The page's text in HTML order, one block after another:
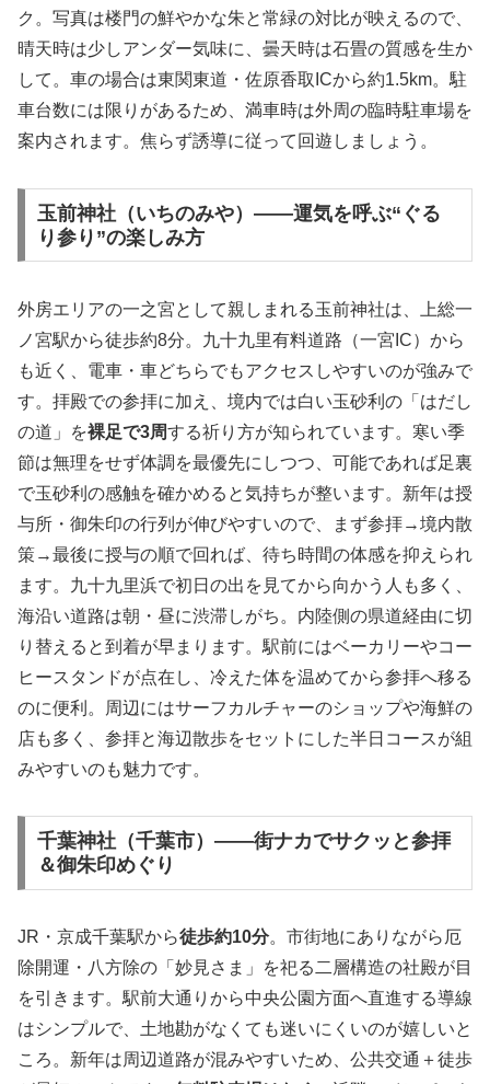
ク。写真は楼門の鮮やかな朱と常緑の対比が映えるので、
晴天時は少しアンダー気味に、曇天時は石畳の質感を生か
して。車の場合は東関東道・佐原香取ICから約1.5km。駐
車台数には限りがあるため、満車時は外周の臨時駐車場を
案内されます。焦らず誘導に従って回遊しましょう。
玉前神社（いちのみや）――運気を呼ぶ“ぐる
り参り”の楽しみ方
外房エリアの一之宮として親しまれる玉前神社は、上総一
ノ宮駅から徒歩約8分。九十九里有料道路（一宮IC）から
も近く、電車・車どちらでもアクセスしやすいのが強みで
す。拝殿での参拝に加え、境内では白い玉砂利の「はだし
の道」を裸足で3周する祈り方が知られています。寒い季
節は無理をせず体調を最優先にしつつ、可能であれば足裏
で玉砂利の感触を確かめると気持ちが整います。新年は授
与所・御朱印の行列が伸びやすいので、まず参拝→境内散
策→最後に授与の順で回れば、待ち時間の体感を抑えられ
ます。九十九里浜で初日の出を見てから向かう人も多く、
海沿い道路は朝・昼に渋滞しがち。内陸側の県道経由に切
り替えると到着が早まります。駅前にはベーカリーやコー
ヒースタンドが点在し、冷えた体を温めてから参拝へ移る
のに便利。周辺にはサーフカルチャーのショップや海鮮の
店も多く、参拝と海辺散歩をセットにした半日コースが組
みやすいのも魅力です。
千葉神社（千葉市）――街ナカでサクッと参拝
＆御朱印めぐり
JR・京成千葉駅から徒歩約10分。市街地にありながら厄
除開運・八方除の「妙見さま」を祀る二層構造の社殿が目
を引きます。駅前大通りから中央公園方面へ直進する導線
はシンプルで、土地勘がなくても迷いにくいのが嬉しいと
ころ。新年は周辺道路が混みやすいため、公共交通＋徒歩